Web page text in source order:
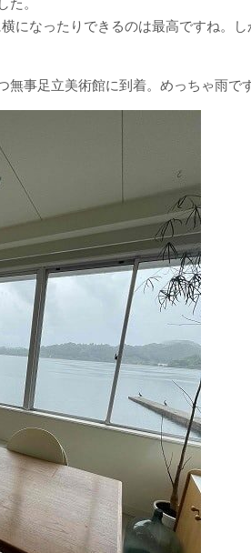
になったりできるのは最高ですね。
無事足立美術館に到着。めっちゃ雨で